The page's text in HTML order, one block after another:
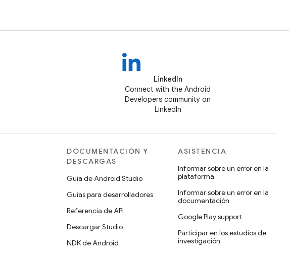
LinkedIn
Connect with the Android
Developers community on
LinkedIn
DOCUMENTACIÓN Y
DESCARGAS
Guía de Android Studio
Guías para desarrolladores
Referencia de API
Descargar Studio
NDK de Android
ASISTENCIA
Informar sobre un error en la
plataforma
Informar sobre un error en la
documentación
Google Play support
Participar en los estudios de
investigación